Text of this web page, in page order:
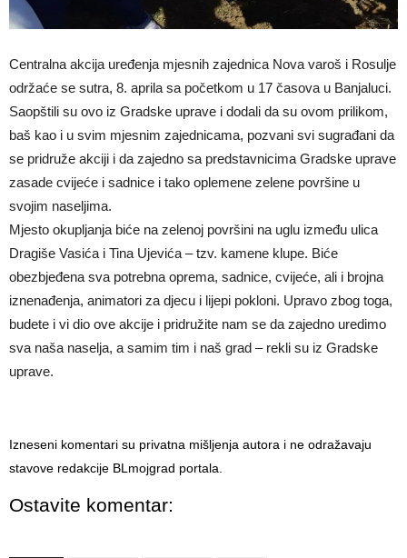
Centralna akcija uređenja mjesnih zajednica Nova varoš i Rosulje
održaće se sutra, 8. aprila sa početkom u 17 časova u Banjaluci.
Saopštili su ovo iz Gradske uprave i dodali da su ovom prilikom,
baš kao i u svim mjesnim zajednicama, pozvani svi sugrađani da
se pridruže akciji i da zajedno sa predstavnicima Gradske uprave
zasade cvijeće i sadnice i tako oplemene zelene površine u
svojim naseljima.
Mjesto okupljanja biće na zelenoj površini na uglu između ulica
Dragiše Vasića i Tina Ujevića – tzv. kamene klupe. Biće
obezbjeđena sva potrebna oprema, sadnice, cvijeće, ali i brojna
iznenađenja, animatori za djecu i lijepi pokloni. Upravo zbog toga,
budete i vi dio ove akcije i pridružite nam se da zajedno uredimo
sva naša naselja, a samim tim i naš grad – rekli su iz Gradske
uprave.
Izneseni komentari su privatna mišljenja autora i ne odražavaju
stavove redakcije BLmojgrad portala.
Ostavite komentar: